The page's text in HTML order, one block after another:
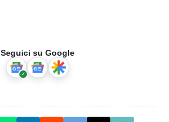
Seguici su Google